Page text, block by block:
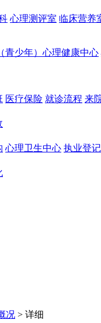
心理测评室 临床营养
青少年）心理健康中心
医疗保险 就诊流程 来
心理卫生中心 执业登记
况 > 详细